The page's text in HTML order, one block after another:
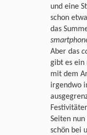
und eine
schon
das
Aber das
gibt es
mit dem
irgendwo
Seiten
schön bei